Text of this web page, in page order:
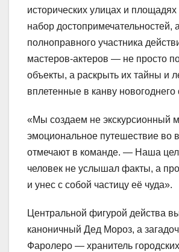
исторических улицах и площадях
набор достопримечательностей, а
полноправного участника
мастеров-актеров — не просто
объекты, а раскрыть их тайны и
вплетенные в канву новогоднего
«Мы создаем не экскурсионный
эмоциональное путешествие во
отмечают в команде. — Наша
человек не услышал факты, а
и унес с собой частицу её чуда».
Центральной фигурой действа
каноничный Дед Мороз, а
Фаролеро — хранитель